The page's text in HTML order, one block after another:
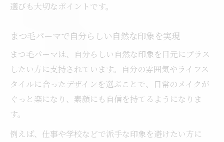
選びも大切なポイントです。
まつ毛パーマで自分らしい自然な印象を実現
まつ毛パーマは、自分らしい自然な印象を目元にプラス
したい方に支持されています。自分の雰囲気やライフス
タイルに合ったデザインを選ぶことで、日常のメイクが
ぐっと楽になり、素顔にも自信を持てるようになりま
す。
例えば、仕事や学校などで派手な印象を避けたい方に